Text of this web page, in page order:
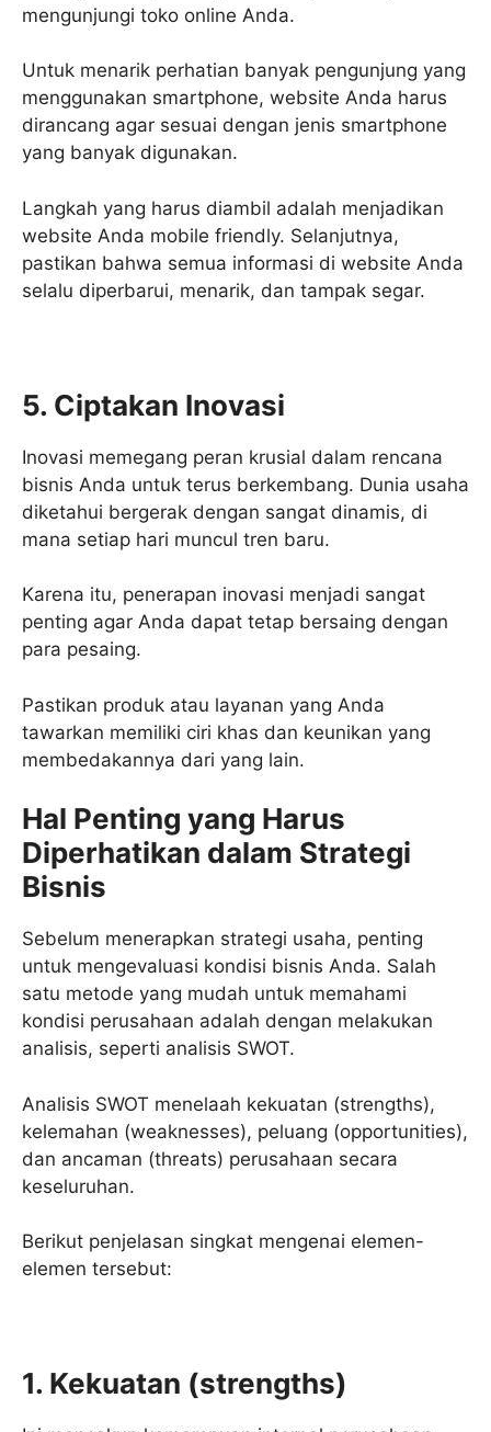
mengunjungi toko online Anda.
Untuk menarik perhatian banyak pengunjung yang
menggunakan smartphone, website Anda harus
dirancang agar sesuai dengan jenis smartphone
yang banyak digunakan.
Langkah yang harus diambil adalah menjadikan
website Anda mobile friendly. Selanjutnya,
pastikan bahwa semua informasi di website Anda
selalu diperbarui, menarik, dan tampak segar.
5. Ciptakan Inovasi
Inovasi memegang peran krusial dalam rencana
bisnis Anda untuk terus berkembang. Dunia usaha
diketahui bergerak dengan sangat dinamis, di
mana setiap hari muncul tren baru.
Karena itu, penerapan inovasi menjadi sangat
penting agar Anda dapat tetap bersaing dengan
para pesaing.
Pastikan produk atau layanan yang Anda
tawarkan memiliki ciri khas dan keunikan yang
membedakannya dari yang lain.
Hal Penting yang Harus
Diperhatikan dalam Strategi
Bisnis
Sebelum menerapkan strategi usaha, penting
untuk mengevaluasi kondisi bisnis Anda. Salah
satu metode yang mudah untuk memahami
kondisi perusahaan adalah dengan melakukan
analisis, seperti analisis SWOT.
Analisis SWOT menelaah kekuatan (strengths),
kelemahan (weaknesses), peluang (opportunities),
dan ancaman (threats) perusahaan secara
keseluruhan.
Berikut penjelasan singkat mengenai elemen-
elemen tersebut:
1. Kekuatan (strengths)